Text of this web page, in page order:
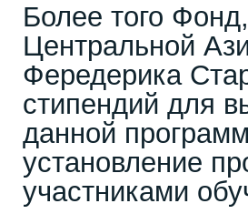
Более того Фонд,
Центральной
Фередерика
стипендий для
данной
установление
участниками